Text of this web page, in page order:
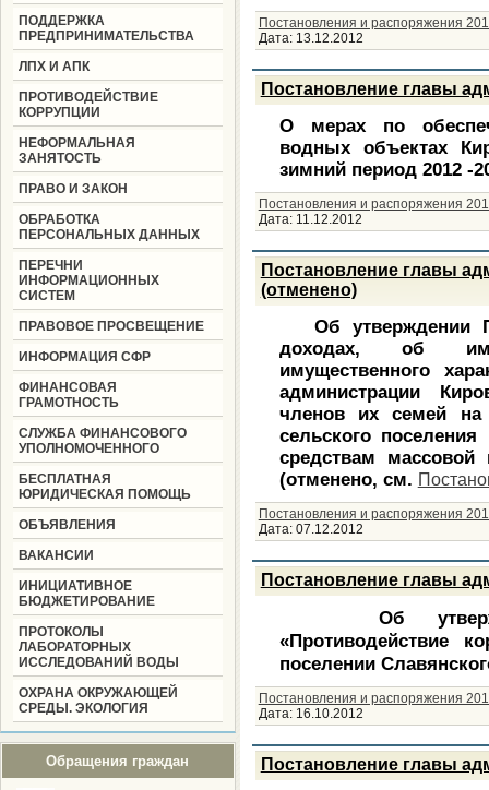
ПОДДЕРЖКА
ПРЕДПРИНИМАТЕЛЬСТВА
ЛПХ И АПК
ПРОТИВОДЕЙСТВИЕ
КОРРУПЦИИ
НЕФОРМАЛЬНАЯ
ЗАНЯТОСТЬ
ПРАВО И ЗАКОН
ОБРАБОТКА
ПЕРСОНАЛЬНЫХ ДАННЫХ
ПЕРЕЧНИ
ИНФОРМАЦИОННЫХ
СИСТЕМ
ПРАВОВОЕ ПРОСВЕЩЕНИЕ
ИНФОРМАЦИЯ СФР
ФИНАНСОВАЯ
ГРАМОТНОСТЬ
СЛУЖБА ФИНАНСОВОГО
УПОЛНОМОЧЕННОГО
БЕСПЛАТНАЯ
ЮРИДИЧЕСКАЯ ПОМОЩЬ
ОБЪЯВЛЕНИЯ
ВАКАНСИИ
ИНИЦИАТИВНОЕ
БЮДЖЕТИРОВАНИЕ
ПРОТОКОЛЫ
ЛАБОРАТОРНЫХ
ИССЛЕДОВАНИЙ ВОДЫ
ОХРАНА ОКРУЖАЮЩЕЙ
СРЕДЫ. ЭКОЛОГИЯ
Обращения граждан
Постановления и распоряжения
Дата: 13.12.2012
Постановление главы
О мерах по
водных объектах
зимний период 2012 -
Постановления и распоряжения
Дата: 11.12.2012
Постановление главы
(отменено)
Об утверждении
доходах, об
имущественного
администрации
членов их семей
сельского
средствам
(отменено, см.
Постановления и распоряжения
Дата: 07.12.2012
Постановление главы
Об
«Противодействие
поселении
Постановления и распоряжения
Дата: 16.10.2012
Постановление главы